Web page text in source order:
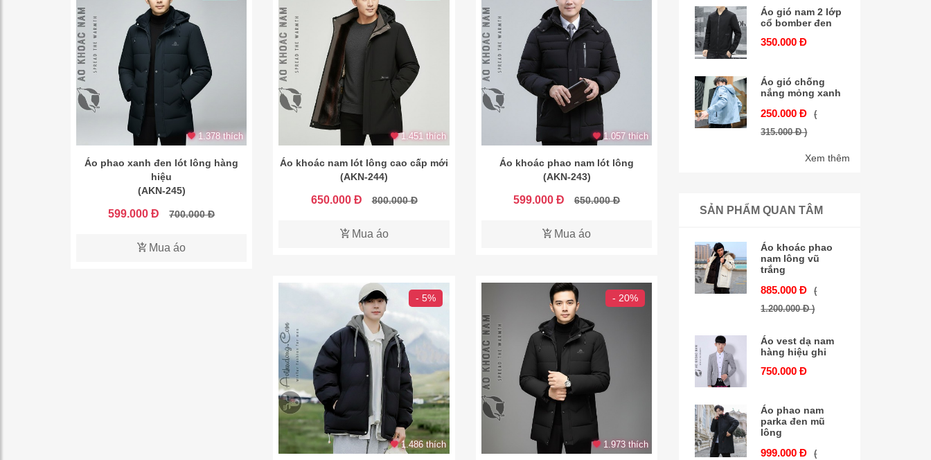
1.378 thích
Áo phao xanh đen lót lông hàng
hiệu
(AKN-245)
599.000 Đ 700.000 Đ
Mua áo
1.451 thích
Áo khoác nam lót lông cao cấp mới
(AKN-244)
650.000 Đ 800.000 Đ
Mua áo
1.057 thích
Áo khoác phao nam lót lông
(AKN-243)
599.000 Đ 650.000 Đ
Mua áo
- 5%
1.486 thích
- 20%
1.973 thích
Áo gió nam 2 lớp
cổ bomber đen
350.000 Đ
Áo gió chống
nắng mỏng xanh
250.000 Đ
(
315.000 Đ )
Xem thêm
SẢN PHẨM QUAN TÂM
Áo khoác phao
nam lông vũ
trắng
885.000 Đ
(
1.200.000 Đ )
Áo vest dạ nam
hàng hiệu ghi
750.000 Đ
Áo phao nam
parka đen mũ
lông
999.000 Đ
(